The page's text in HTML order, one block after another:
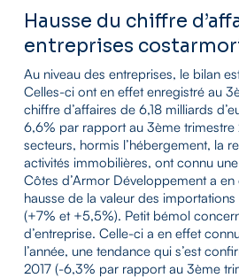
Hausse du chiffre
entreprises
Au niveau des entreprises, le bilan
Celles-ci ont en effet enregistré au
chiffre d’affaires de 6,18 milliards
6,6% par rapport au 3ème trimestre
secteurs, hormis l’hébergement, la
activités immobilières, ont connu
Côtes d’Armor Développement a en
hausse de la valeur des
(+7% et +5,5%). Petit bémol
d’entreprise. Celle-ci a en effet
l’année, une tendance qui s’est
2017 (-6,3% par rapport au 3ème